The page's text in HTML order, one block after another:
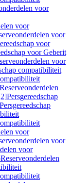
voor
voor
voor
voor
voor Geberit
voor
compatibiliteit
Reserveonderdelen
Persgereedschap
voor
voor
voor
Reserveonderdelen